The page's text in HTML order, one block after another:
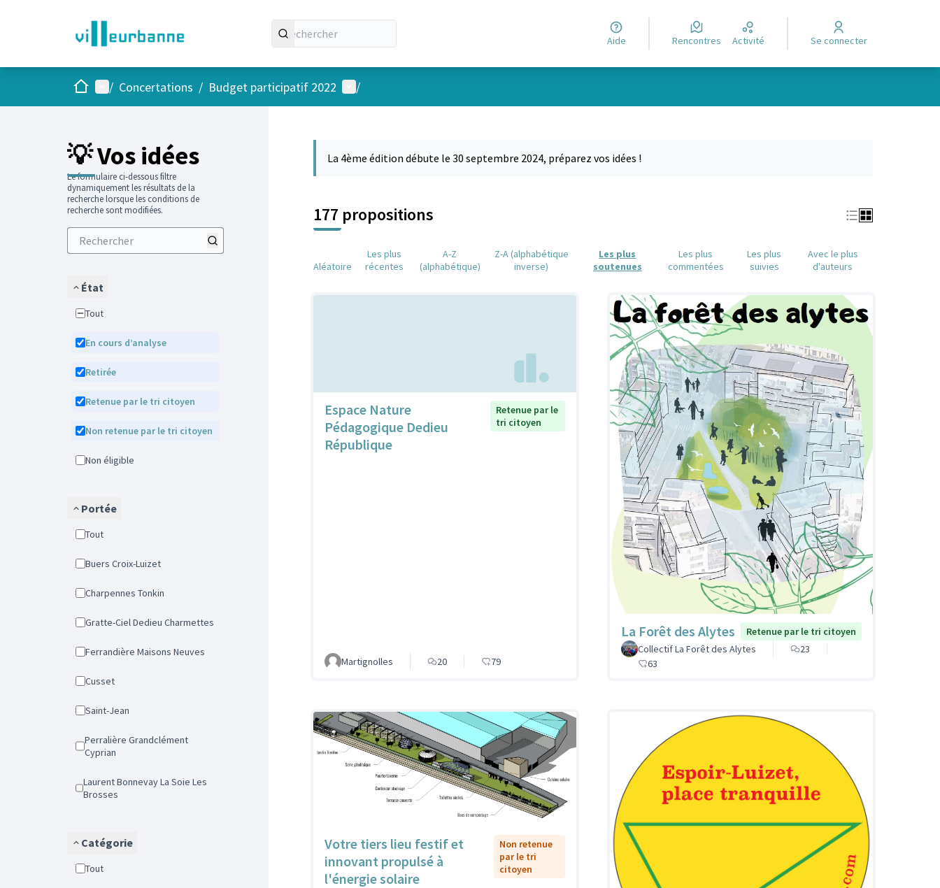
Aide Rencontres Activité Se connecter
AccueilMenu principal
/ Concertations / Budget participatif 2022 Menu utilisateur
/
💡 Vos idées
Le formulaire ci-dessous filtre
dynamiquement les résultats de la
recherche lorsque les conditions de
recherche sont modifiées.
État
Tout
En cours d’analyse
Retirée
Retenue par le tri citoyen
Non retenue par le tri citoyen
Non éligible
Portée
Tout
Buers Croix-Luizet
Charpennes Tonkin
Gratte-Ciel Dedieu Charmettes
Ferrandière Maisons Neuves
Cusset
Saint-Jean
Perralière Grandclément
Cyprian
Laurent Bonnevay La Soie Les
Brosses
Catégorie
Tout
La 4ème édition débute le 30 septembre 2024, préparez vos idées !
177 propositions
Aléatoire
Les plus
récentes
A-Z
(alphabétique)
Z-A (alphabétique
inverse)
Les plus
soutenues
Les plus
commentées
Les plus
suivies
Avec le plus
d'auteurs
Espace Nature
Pédagogique Dedieu
République
Retenue par le
tri citoyen
Martignolles 20 79
La Forêt des Alytes
Retenue par le tri citoyen
Collectif La Forêt des Alytes
23
63
Votre tiers lieu festif et
innovant propulsé à
l'énergie solaire
Non retenue
par le tri
citoyen